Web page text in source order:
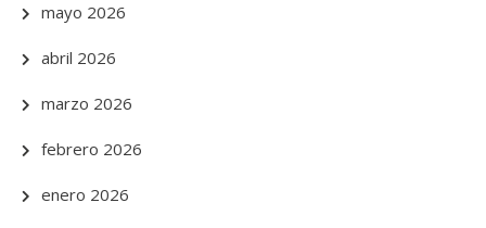
mayo 2026
abril 2026
marzo 2026
febrero 2026
enero 2026